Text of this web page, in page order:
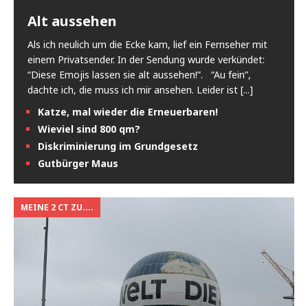
Alt aussehen
Als ich neulich um die Ecke kam, lief ein Fernseher mit
einem Privatsender. In der Sendung wurde verkündet:
“Diese Emojis lassen sie alt aussehen!”. “Au fein”,
dachte ich, die muss ich mir ansehen. Leider ist [...]
Katze, mal wieder die Erneuerbaren!
Wieviel sind 800 qm?
Diskriminierung im Grundgesetz
Gutbürger Maus
MEINE 2 CT ZU....